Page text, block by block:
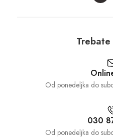
Od ponedeljka do
030
Od ponedeljka do